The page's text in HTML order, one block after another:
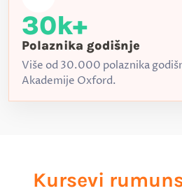
30k+
Polaznika godišnje
Više od 30.000 polaznika
Akademije Oxford.
Kursevi